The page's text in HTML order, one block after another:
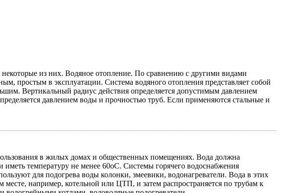
из них. Водяное отопление. По сравнению с другими видами
простым в эксплуатации. Система водяного отопления представляет собой
Вертикальный радиус действия определяется допустимым давлением
давлением воды и прочностью труб. Если применяются стальные и
в жилых домах и общественных помещениях. Вода должна
иметь температуру не менее 60оС. Системы горячего водоснабжения
для подогрева воды колонки, змеевики, водонагреватели. Вода в этих
месте, например, котельной или ЦТП, и затем распространяется по трубам к